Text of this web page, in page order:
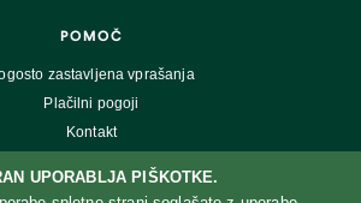
POMOČ
zastavljena vprašanja
Plačilni pogoji
Kontakt
UPORABLJA PIŠKOTKE.